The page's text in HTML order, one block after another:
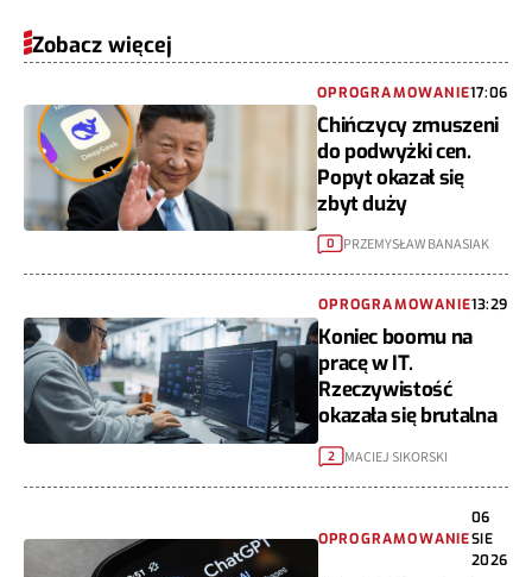
Zobacz więcej
OPROGRAMOWANIE17:06
Chińczycy zmuszeni
do podwyżki cen.
Popyt okazał się
zbyt duży
0 PRZEMYSŁAW BANASIAK
OPROGRAMOWANIE13:29
Koniec boomu na
pracę w IT.
Rzeczywistość
okazała się brutalna
2 MACIEJ SIKORSKI
OPROGRAMOWANIE
06
SIE
2026